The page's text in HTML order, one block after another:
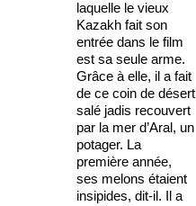
laquelle le vieux
Kazakh fait son
entrée dans le film
est sa seule arme.
Grâce à elle, il a fait
de ce coin de désert
salé jadis recouvert
par la mer d’Aral, un
potager. La
première année,
ses melons étaient
insipides, dit-il. Il a